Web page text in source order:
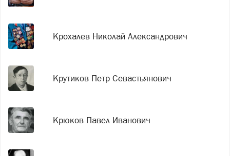
Крохалев Николай Александрович
Крутиков Петр Севастьянович
Крюков Павел Иванович